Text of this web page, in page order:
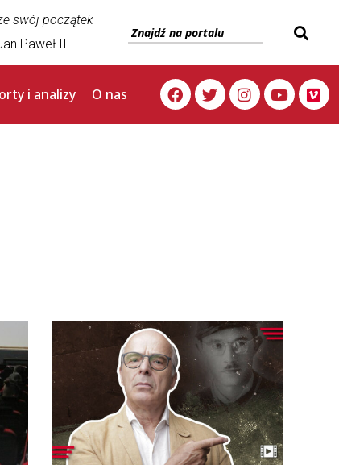
swój początek
Paweł II
i analizy O nas